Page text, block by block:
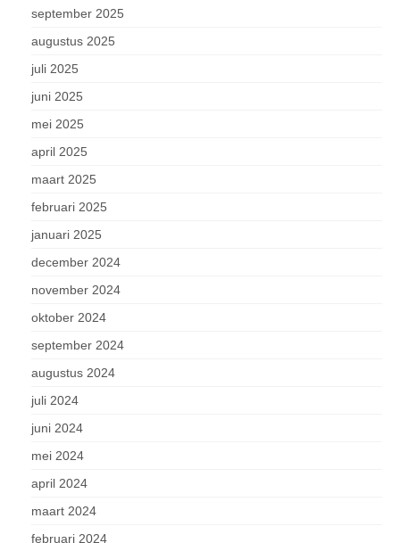
september 2025
augustus 2025
juli 2025
juni 2025
mei 2025
april 2025
maart 2025
februari 2025
januari 2025
december 2024
november 2024
oktober 2024
september 2024
augustus 2024
juli 2024
juni 2024
mei 2024
april 2024
maart 2024
februari 2024